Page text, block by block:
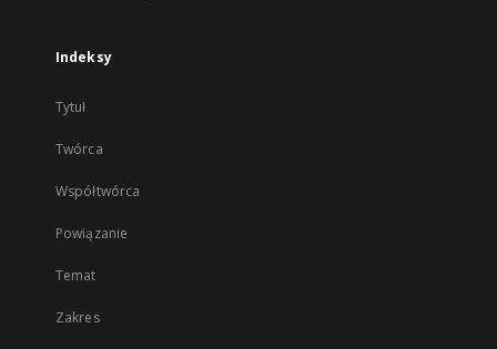
Indeksy
Tytuł
Twórca
Współtwórca
Powiązanie
Temat
Zakres